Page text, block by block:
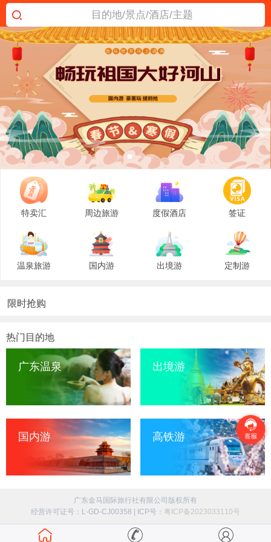
目的地/景点/酒店/主题
特卖汇 周边旅游 度假酒店 签证
温泉旅游 国内游 出境游 定制游
限时抢购
热门目的地
广东温泉 出境游
国内游 高铁游
广东金马国际旅行社有限公司版权所有
经营许可证号：L-GD-CJ00358 | ICP号： 粤ICP备2023033110号